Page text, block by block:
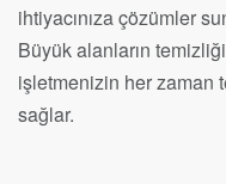
ihtiyacınıza çözümler
Büyük alanların
işletmenizin her zaman
sağlar.